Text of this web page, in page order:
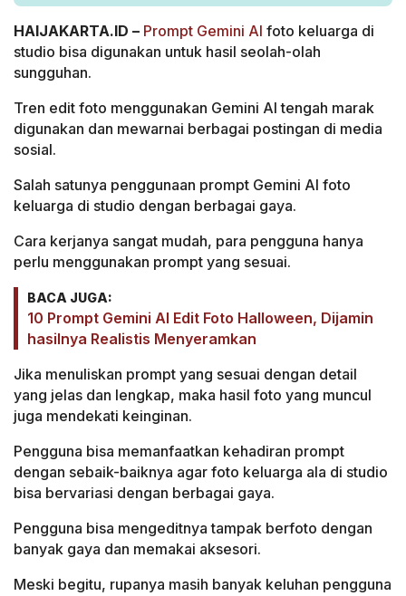
HAIJAKARTA.ID – Prompt Gemini AI foto keluarga di
studio bisa digunakan untuk hasil seolah-olah
sungguhan.
Tren edit foto menggunakan Gemini AI tengah marak
digunakan dan mewarnai berbagai postingan di media
sosial.
Salah satunya penggunaan prompt Gemini AI foto
keluarga di studio dengan berbagai gaya.
Cara kerjanya sangat mudah, para pengguna hanya
perlu menggunakan prompt yang sesuai.
BACA JUGA:
10 Prompt Gemini AI Edit Foto Halloween, Dijamin
hasilnya Realistis Menyeramkan
Jika menuliskan prompt yang sesuai dengan detail
yang jelas dan lengkap, maka hasil foto yang muncul
juga mendekati keinginan.
Pengguna bisa memanfaatkan kehadiran prompt
dengan sebaik-baiknya agar foto keluarga ala di studio
bisa bervariasi dengan berbagai gaya.
Pengguna bisa mengeditnya tampak berfoto dengan
banyak gaya dan memakai aksesori.
Meski begitu, rupanya masih banyak keluhan pengguna